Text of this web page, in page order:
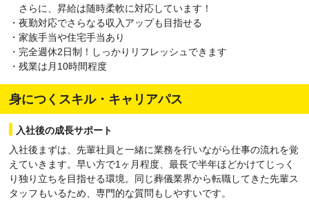
さらに、昇給は随時柔軟に対応しています！
・夜勤対応でさらなる収入アップも目指せる
・家族手当や住宅手当あり
・完全週休2日制！しっかりリフレッシュできます
・残業は月10時間程度
身につくスキル・キャリアパス
入社後の成長サポート
入社後まずは、先輩社員と一緒に業務を行いながら仕事の流れを覚
えていきます。早い方で1ヶ月程度、最長で半年ほどかけてじっく
り独り立ちを目指せる環境。同じ葬儀業界から転職してきた先輩ス
タッフもいるため、専門的な質問もしやすいです。